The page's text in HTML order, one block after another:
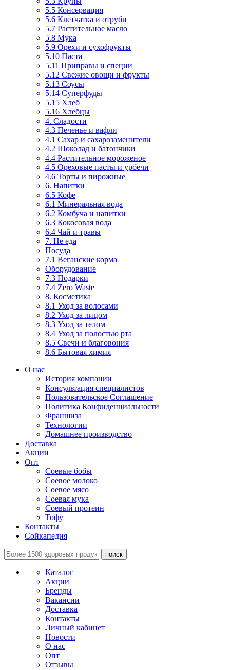
5.5 Консервация
5.6 Клетчатка и отруби
5.7 Растительное масло
5.8 Мука
5.9 Орехи и сухофрукты
5.10 Паста
5.11 Приправы и специи
5.12 Свежие овощи и фрукты
5.13 Соусы
5.14 Суперфуды
5.15 Хлеб
5.16 Хлебцы
4. Сладости
4.3 Печенье и вафли
4.1 Сахар и сахарозаменители
4.2 Шоколад и батончики
4.4 Растительное мороженое
4.5 Ореховые пасты и урбечи
4.6 Торты и пирожные
6. Напитки
6.5 Кофе
6.1 Минеральная вода
6.2 Комбуча и напитки
6.3 Кокосовая вода
6.4 Чай и травы
7. Не еда
Посуда
7.1 Веганские корма
Оборудование
7.3 Подарки
7.4 Zero Waste
8. Косметика
8.1 Уход за волосами
8.2 Уход за лицом
8.3 Уход за телом
8.4 Уход за полостью рта
8.5 Свечи и благовония
8.6 Бытовая химия
О нас
История компании
Консультация специалистов
Пользовательское Соглашение
Политика Конфиденциальности
Франшиза
Технологии
Домашнее производство
Доставка
Акции
Опт
Соевые бобы
Соевое молоко
Соевое мясо
Соевая мука
Соевый протеин
Тофу
Контакты
Сойкапедия
поиск
Каталог
Акции
Бренды
Вакансии
Доставка
Контакты
Личный кабинет
Новости
О нас
Опт
Отзывы